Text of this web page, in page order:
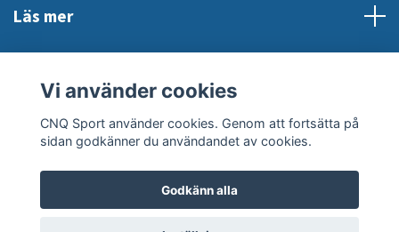
Läs mer
Vi använder cookies
CNQ Sport använder cookies. Genom att fortsätta på
sidan godkänner du användandet av cookies.
Godkänn alla